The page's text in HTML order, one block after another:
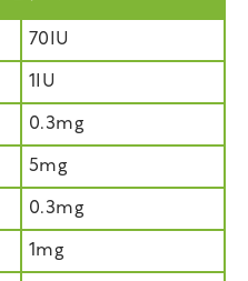
70IU
1IU
0.3mg
5mg
0.3mg
1mg